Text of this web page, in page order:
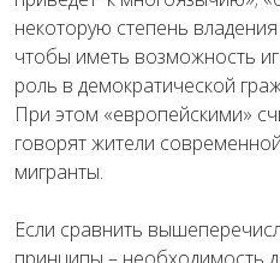
некоторую степень
чтобы иметь возможность
роль в демократической
При этом «европейскими»
говорят жители
мигранты.
Если сравнить